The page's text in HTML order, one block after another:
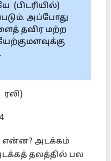
(பிடரியில்)
அப்போது
தவிர மற்ற
என்ன? அடக்கம்
தலத்தில் பல